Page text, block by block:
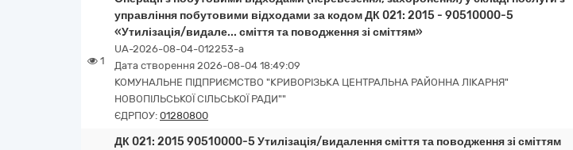
1
управління побутовими відходами за кодом ДК 021: 2015 - 90510000-5
«Утилізація/видале... сміття та поводження зі сміттям»
UA-2026-08-04-012253-a
Дата створення 2026-08-04 18:49:09
КОМУНАЛЬНЕ ПІДПРИЄМСТВО "КРИВОРІЗЬКА ЦЕНТРАЛЬНА РАЙОННА ЛІКАРНЯ"
НОВОПІЛЬСЬКОЇ СІЛЬСЬКОЇ РАДИ""
ЄДРПОУ: 01280800
ДК 021: 2015 90510000-5 Утилізація/видалення сміття та поводження зі сміттям